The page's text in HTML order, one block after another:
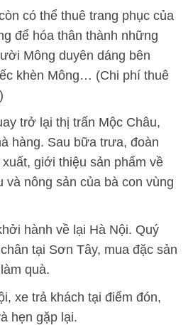
có thể thuê trang phục của
để hóa thân thành những
Mông duyên dáng bên
khèn Mông… (Chi phí thuê
trở lại thị trấn Mộc Châu,
hàng. Sau bữa trưa, đoàn
giới thiệu sản phẩm về
và nông sản của bà con vùng
hành về lại Hà Nội. Quý
tại Sơn Tây, mua đặc sản
quà.
xe trả khách tại điểm đón,
hẹn gặp lại.